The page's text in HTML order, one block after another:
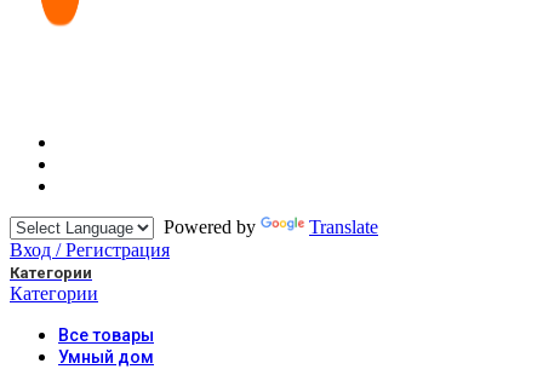
Powered by
Translate
Вход / Регистрация
Категории
Категории
Всетовары
Умный дом